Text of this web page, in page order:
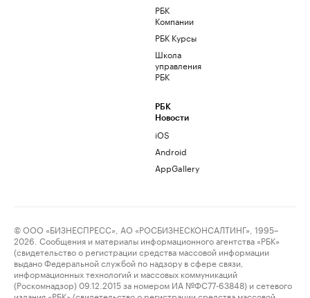
РБК
Компании
РБК Курсы
Школа
управления
РБК
РБК
Новости
iOS
Android
AppGallery
© ООО «БИЗНЕСПРЕСС», АО «РОСБИЗНЕСКОНСАЛТИНГ», 1995–
2026. Сообщения и материалы информационного агентства «РБК»
(свидетельство о регистрации средства массовой информации
выдано Федеральной службой по надзору в сфере связи,
информационных технологий и массовых коммуникаций
(Роскомнадзор) 09.12.2015 за номером ИА №ФС77-63848) и сетевого